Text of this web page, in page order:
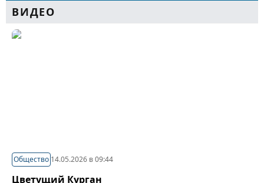
ВИДЕО
Общество 14.05.2026 в 09:44
Цветущий Курган